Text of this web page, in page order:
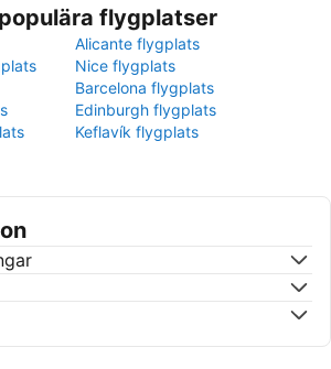
flygplatser
Alicante flygplats
Nice flygplats
Barcelona flygplats
Edinburgh flygplats
Keflavík flygplats